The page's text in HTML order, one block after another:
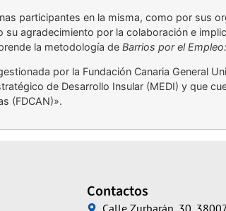
participantes en la misma, como por sus
agradecimiento por la colaboración e
la metodología de Barrios por el
por la Fundación Canaria General
de Desarrollo Insular (MEDI) y que
(FDCAN)».
Contactos
Calle Zurbarán, 30,